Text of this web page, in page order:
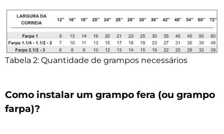
Tabela 2: Quantidade de grampos necessários
Como instalar um grampo fera (ou grampo
farpa)?